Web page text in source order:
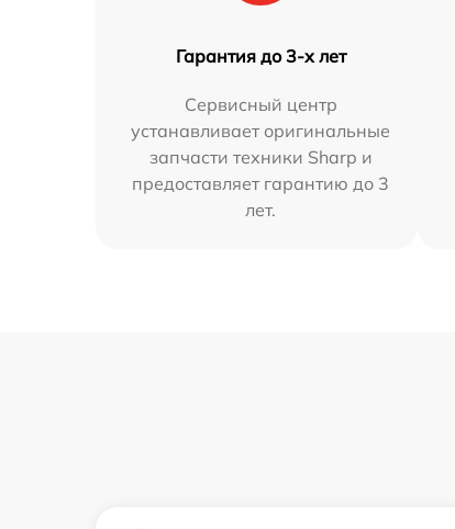
Гарантия до 3-х лет
Сервисный центр
устанавливает оригинальные
запчасти техники Sharp и
предоставляет гарантию до 3
лет.